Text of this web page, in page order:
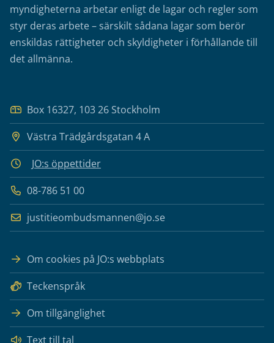
myndigheterna arbetar enligt de lagar och regler som
styr deras arbete – särskilt sådana lagar som berör
enskildas rättigheter och skyldigheter i förhållande till
det allmänna.
Box 16327, 103 26 Stockholm
Västra Trädgårdsgatan 4 A
JO:s öppettider
08-786 51 00
justitieombudsmannen@jo.se
Om cookies på JO:s webbplats
Teckenspråk
Om tillgänglighet
Text till tal